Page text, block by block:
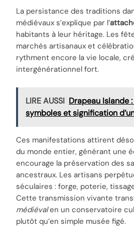
La persistance des traditions
médiévaux s’explique par l’
habitants à leur héritage. Les
marchés artisanaux et
rythment encore la vie locale,
intergénérationnel fort.
LIRE AUSSI Drapeau Islande
symboles et signification
Ces manifestations attirent
du monde entier, générant une
encourage la préservation des
ancestraux. Les artisans
séculaires : forge, poterie,
Cette transmission vivante
médiévalen un conservatoire
plutôt qu’en simple musée figé.